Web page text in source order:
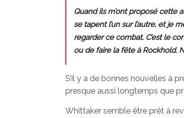
Quand ils m’ont proposé cette
se tapent l’un sur l’autre, et je
regarder ce combat. C’est le
ou de faire la fête à Rockhold.
S’il y a de bonnes nouvelles à
presque aussi longtemps que
Whittaker semble être prêt à